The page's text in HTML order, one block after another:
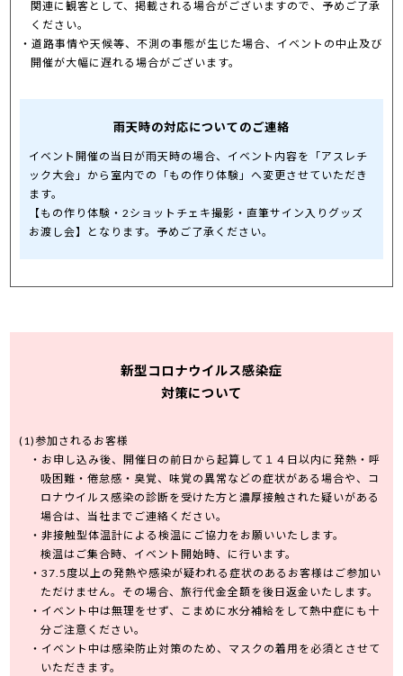
関連に観客として、掲載される場合がございますので、予めご了承
ください。
道路事情や天候等、不測の事態が生じた場合、イベントの中止及び
開催が大幅に遅れる場合がございます。
雨天時の対応についてのご連絡
イベント開催の当日が雨天時の場合、イベント内容を「アスレチ
ック大会」から室内での「もの作り体験」へ変更させていただき
ます。
【もの作り体験・2ショットチェキ撮影・直筆サイン入りグッズ
お渡し会】となります。予めご了承ください。
新型コロナウイルス感染症
対策について
参加されるお客様
お申し込み後、開催日の前日から起算して１４日以内に発熱・呼
吸困難・倦怠感・臭覚、味覚の異常などの症状がある場合や、コ
ロナウイルス感染の診断を受けた方と濃厚接触された疑いがある
場合は、当社までご連絡ください。
非接触型体温計による検温にご協力をお願いいたします。
検温はご集合時、イベント開始時、に行います。
37.5度以上の発熱や感染が疑われる症状のあるお客様はご参加い
ただけません。その場合、旅行代金全額を後日返金いたします。
イベント中は無理をせず、こまめに水分補給をして熱中症にも十
分ご注意ください。
イベント中は感染防止対策のため、マスクの着用を必須とさせて
いただきます。